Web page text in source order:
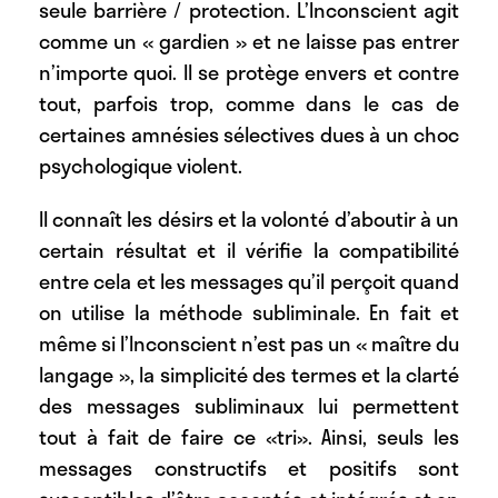
seule barrière / protection. L’Inconscient agit
comme un « gardien » et ne laisse pas entrer
n’importe quoi. Il se protège envers et contre
tout, parfois trop, comme dans le cas de
certaines amnésies sélectives dues à un choc
psychologique violent.
Il connaît les désirs et la volonté d’aboutir à un
certain résultat et il vérifie la compatibilité
entre cela et les messages qu’il perçoit quand
on utilise la méthode subliminale. En fait et
même si l’Inconscient n’est pas un « maître du
langage », la simplicité des termes et la clarté
des messages subliminaux lui permettent
tout à fait de faire ce «tri». Ainsi, seuls les
messages constructifs et positifs sont